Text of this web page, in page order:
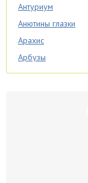
Антуриум
Анютины глазки
Арахис
Арбузы
Аспарагус